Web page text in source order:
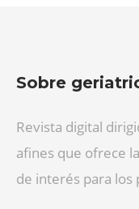
Sobre
Revista digital
afines que ofrece
de interés para los